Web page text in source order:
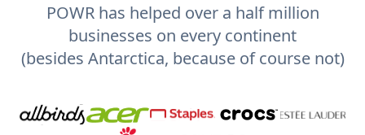
POWR has helped over a half million
businesses on every continent
(besides Antarctica, because of course not)